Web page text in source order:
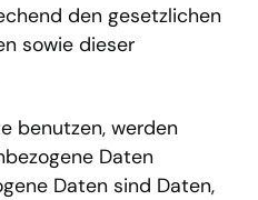
den gesetzlichen
sowie dieser
benutzen, werden
Daten
Daten sind Daten,